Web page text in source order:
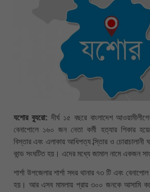
যশোর ব্যুরো: দীর্ঘ ১৫ বছরে বাংলাদেশ
বেনাপোলে ১৬০ জন নেতা কর্মী হত্যার শিকার
বিস্তার এবং এলাকায় আধিপত্য ব্স্তিার ও চোরাচালানী
কান্ড সংঘটিত হয়। এদের মধ্যে জামাল নামে একজন
শার্শা উপজেলার শার্শা সদর থানার ৭৩ টি এবং
হয়। আর এসব মামলায় প্রায় ৩০০ জনকে আসামি